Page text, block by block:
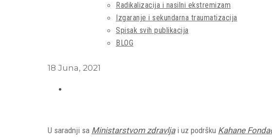
Radikalizacija i nasilni ekstremizam
Izgaranje i sekundarna traumatizacija
Spisak svih publikacija
BLOG
18 Juna, 2021
U saradnji sa Ministarstvom zdravljai uz podršku Kahane